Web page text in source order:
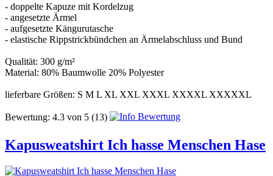
- doppelte Kapuze mit Kordelzug
- angesetzte Ärmel
- aufgesetzte Kängurutasche
- elastische Rippstrickbündchen an Ärmelabschluss und Bund
Qualität: 300 g/m²
Material: 80% Baumwolle 20% Polyester
lieferbare Größen: S M L XL XXL XXXL XXXXL XXXXXL
Bewertung: 4.3 von 5 (13)
Kapusweatshirt Ich hasse Menschen Hase